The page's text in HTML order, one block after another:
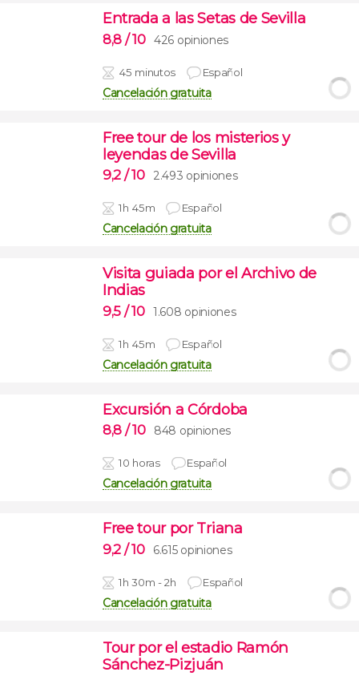
Entrada a las Setas de Sevilla
8,8 / 10 426 opiniones
45 minutos Español
Cancelación gratuita
Free tour de los misterios y
leyendas de Sevilla
9,2 / 10 2.493 opiniones
1h 45m Español
Cancelación gratuita
Visita guiada por el Archivo de
Indias
9,5 / 10 1.608 opiniones
1h 45m Español
Cancelación gratuita
Excursión a Córdoba
8,8 / 10 848 opiniones
10 horas Español
Cancelación gratuita
Free tour por Triana
9,2 / 10 6.615 opiniones
1h 30m - 2h Español
Cancelación gratuita
Tour por el estadio Ramón
Sánchez-Pizjuán